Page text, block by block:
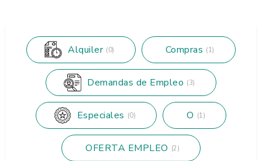
Alquiler (0) Compras (1)
Demandas de Empleo (3)
Especiales (0) O (1)
OFERTA EMPLEO (2)